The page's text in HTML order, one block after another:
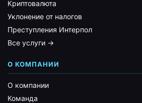
Криптовалюта
Уклонение от налогов
Преступления Интерпол
Все услуги →
О КОМПАНИИ
О компании
Команда